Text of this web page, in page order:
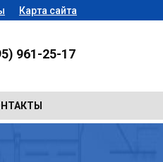
Карта сайта
961-25-17